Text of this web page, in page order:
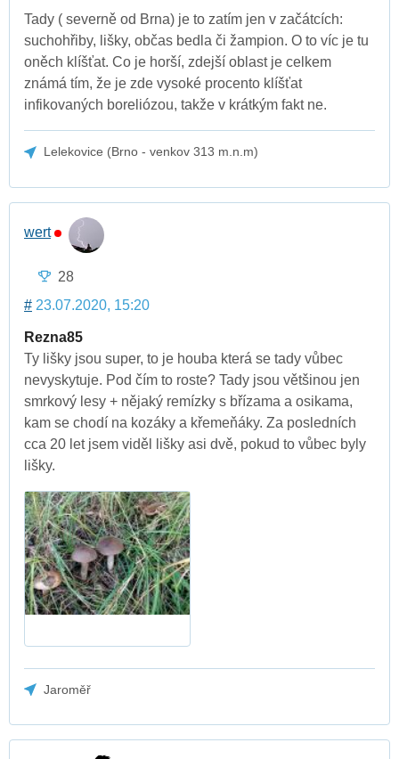
Tady ( severně od Brna) je to zatím jen v začátcích:
suchohřiby, lišky, občas bedla či žampion. O to víc je tu
oněch klíšťat. Co je horší, zdejší oblast je celkem
známá tím, že je zde vysoké procento klíšťat
infikovaných boreliózou, takže v krátkým fakt ne.
Lelekovice (Brno - venkov 313 m.n.m)
wert
28
# 23.07.2020, 15:20
Rezna85
Ty lišky jsou super, to je houba která se tady vůbec
nevyskytuje. Pod čím to roste? Tady jsou většinou jen
smrkový lesy + nějaký remízky s břízama a osikama,
kam se chodí na kozáky a křemeňáky. Za posledních
cca 20 let jsem viděl lišky asi dvě, pokud to vůbec byly
lišky.
Jaroměř